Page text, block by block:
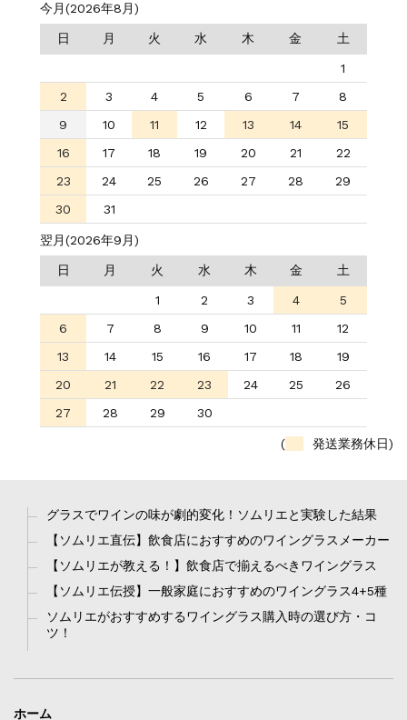
今月(2026年8月)
日 月 火 水 木 金 土
1
2
3 4 5 6 7
8
9
10 11 12 13 14
15
16
17 18 19 20 21
22
23
24 25 26 27 28
29
30
31
翌月(2026年9月)
日 月 火 水 木 金 土
1 2 3 4
5
6
7 8 9 10 11
12
13
14 15 16 17 18
19
20
21 22 23 24 25
26
27
28 29 30
( 発送業務休日)
グラスでワインの味が劇的変化！ソムリエと実験した結果
【ソムリエ直伝】飲食店におすすめのワイングラスメーカー
【ソムリエが教える！】飲食店で揃えるべきワイングラス
【ソムリエ伝授】一般家庭におすすめのワイングラス4+5種
ソムリエがおすすめするワイングラス購入時の選び方・コ
ツ！
ホーム